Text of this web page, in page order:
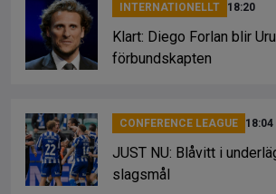
INTERNATIONELLT 18:20
Klart: Diego Forlan blir
förbundskapten
CONFERENCE LEAGUE 18:04
JUST NU: Blåvitt i
slagsmål